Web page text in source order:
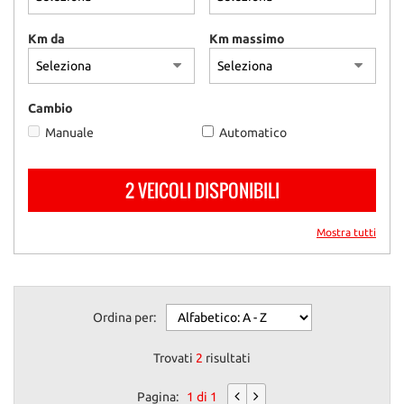
Km da Km massimo
Cambio
Manuale
Automatico
2 VEICOLI DISPONIBILI
Mostra tutti
Ordina per:
Trovati 2 risultati
Pagina: 1 di 1
questi
strumenti
di
tracciamento
rimanda
alla
e
le
scelte